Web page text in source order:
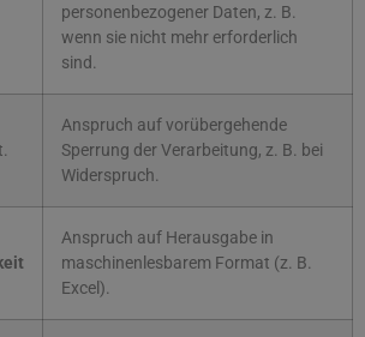
personenbezogener Daten, z. B.
wenn sie nicht mehr erforderlich
sind.
Anspruch auf vorübergehende
Sperrung der Verarbeitung, z. B. bei
Widerspruch.
Anspruch auf Herausgabe in
maschinenlesbarem Format (z. B.
Excel).